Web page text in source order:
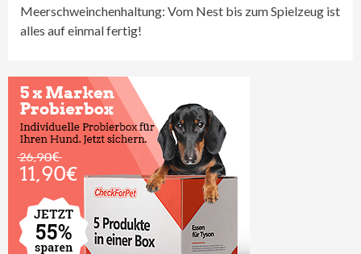
Meerschweinchenhaltung: Vom Nest bis zum Spielzeug ist
alles auf einmal fertig!